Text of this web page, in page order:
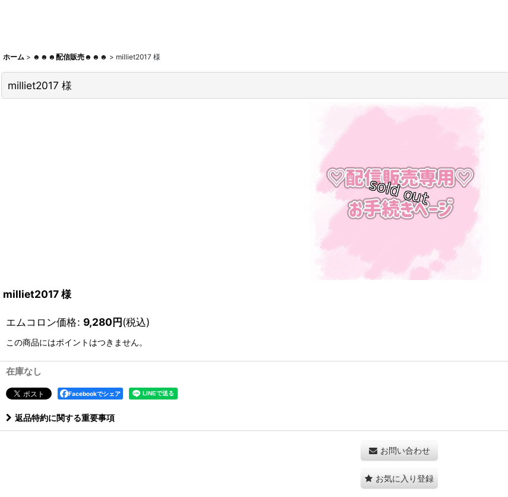
ホーム > ☻☻☻配信販売☻☻☻ > milliet2017 様
milliet2017 様
milliet2017 様
エムコロン価格: 9,280円(税込)
この商品にはポイントはつきません。
在庫なし
Facebookでシェア
返品特約に関する重要事項
お問い合わせ
お気に入り登録